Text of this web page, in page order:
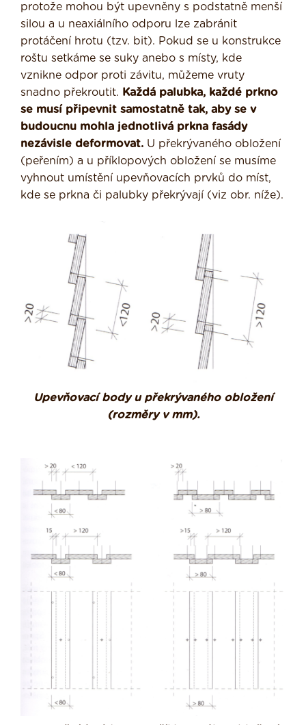
protože mohou být upevněny s podstatně menší
silou a u neaxiálního odporu lze zabránit
protáčení hrotu (tzv. bit). Pokud se u konstrukce
roštu setkáme se suky anebo s místy, kde
vznikne odpor proti závitu, můžeme vruty
snadno překroutit. Každá palubka, každé prkno
se musí připevnit samostatně tak, aby se v
budoucnu mohla jednotlivá prkna fasády
nezávisle deformovat. U překrývaného obložení
(peřením) a u příklopových obložení se musíme
vyhnout umístění upevňovacích prvků do míst,
kde se prkna či palubky překrývají (viz obr. níže).
Upevňovací body u překrývaného obložení
(rozměry v mm).